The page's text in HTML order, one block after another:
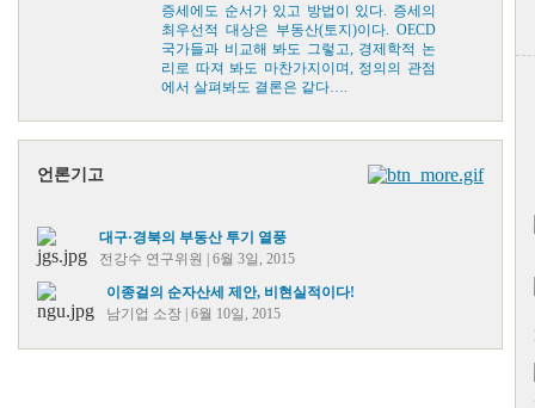
증세에도 순서가 있고 방법이 있다. 증세의
최우선적 대상은 부동산(토지)이다. OECD
국가들과 비교해 봐도 그렇고, 경제학적 논
리로 따져 봐도 마찬가지이며, 정의의 관점
에서 살펴봐도 결론은 같다….
언론기고
대구·경북의 부동산 투기 열풍
전강수 연구위원 | 6월 3일, 2015
이종걸의 순자산세 제안, 비현실적이다!
남기업 소장 | 6월 10일, 2015